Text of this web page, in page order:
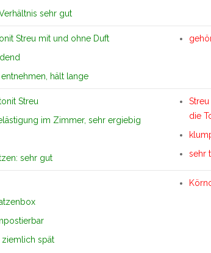
sehr gut
Streu mit und ohne Duft
hält lange
Streu
im Zimmer, sehr ergiebig
sehr gut
die
sehr
spät